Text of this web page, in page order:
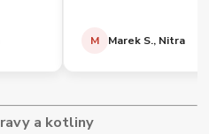
M Marek S., Nitra
a kotliny